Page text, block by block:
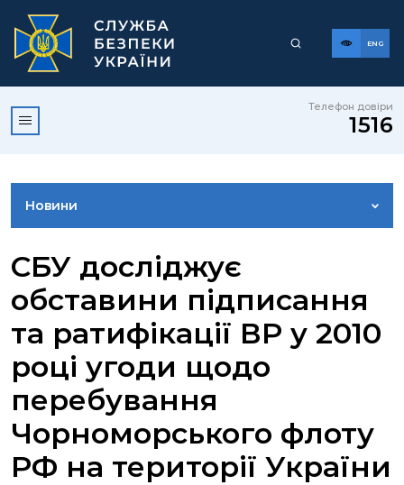
ENG
Телефон довіри
1516
Новини
ВІДЕОГАЛЕРЕЯ
КОНТАКТИ ПРЕСЦЕНТРУ
СБУ досліджує
обставини підписання
та ратифікації ВР у 2010
році угоди щодо
перебування
Чорноморського флоту
РФ на території України